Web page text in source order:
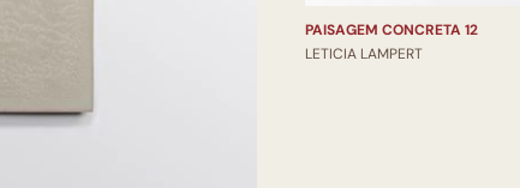
PAISAGEM CONCRETA 12
LETICIA LAMPERT